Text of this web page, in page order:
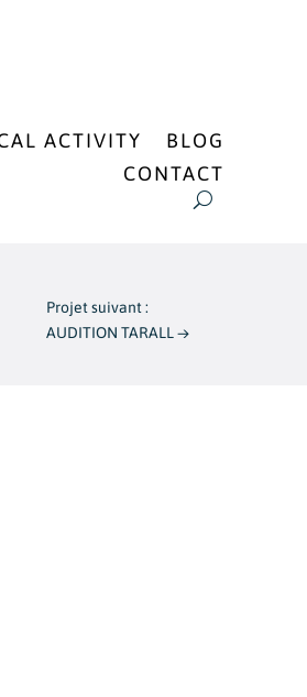
ACTIVITY
BLOG
CONTACT
Projet suivant :
AUDITION TARALL →